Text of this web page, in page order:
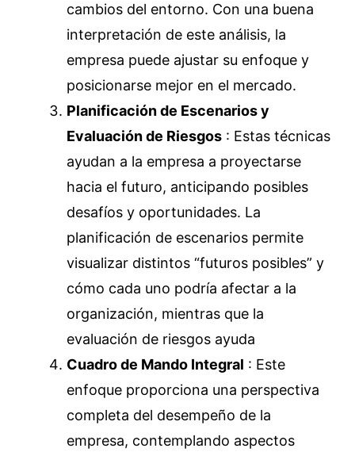
cambios del entorno. Con una buena
interpretación de este análisis, la
empresa puede ajustar su enfoque y
posicionarse mejor en el mercado.
Planificación de Escenarios y
Evaluación de Riesgos : Estas técnicas
ayudan a la empresa a proyectarse
hacia el futuro, anticipando posibles
desafíos y oportunidades. La
planificación de escenarios permite
visualizar distintos “futuros posibles” y
cómo cada uno podría afectar a la
organización, mientras que la
evaluación de riesgos ayuda
Cuadro de Mando Integral : Este
enfoque proporciona una perspectiva
completa del desempeño de la
empresa, contemplando aspectos